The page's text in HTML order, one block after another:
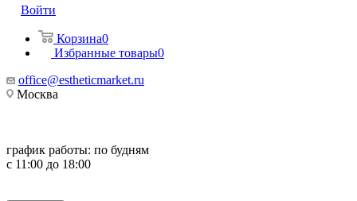
Войти
Корзина0
Избранные товары0
office@estheticmarket.ru
Москва
график работы: по будням
с 11:00 до 18:00